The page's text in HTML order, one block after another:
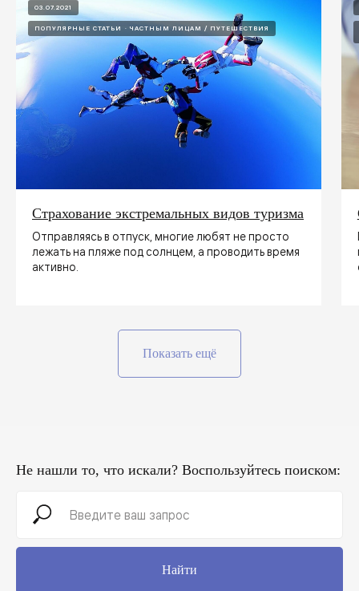
03.07.2021
ПОПУЛЯРНЫЕ СТАТЬИ ЧАСТНЫМ ЛИЦАМ / ПУТЕШЕСТВИЯ
Страхование экстремальных видов туризма
Отправляясь в отпуск, многие любят не просто
лежать на пляже под солнцем, а проводить время
активно.
Показать ещё
Не нашли то, что искали? Воспользуйтесь поиском:
Найти